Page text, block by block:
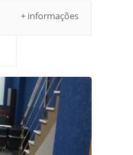
+ informações